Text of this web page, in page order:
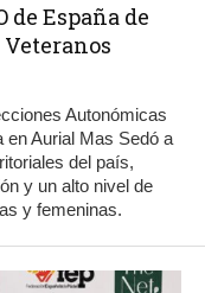
España de
Autonómicas
en Aurial Mas Sedó a
del país,
y un alto nivel de
y femeninas.